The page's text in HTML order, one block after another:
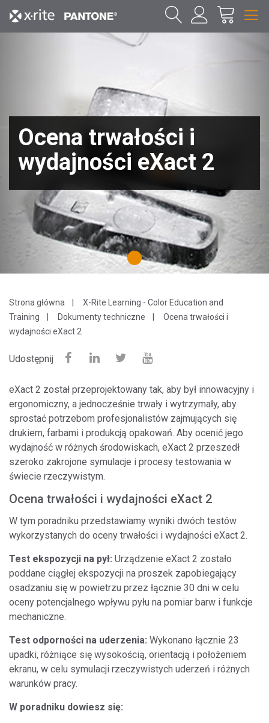
Ocena trwałości i
wydajności eXact 2
1
Strona główna
X-Rite Learning - Color Education and
Training
Dokumenty techniczne
Ocena trwałości i
wydajności eXact 2
Udostępnij
eXact 2 został przeprojektowany tak, aby był innowacyjny i
ergonomiczny, a jednocześnie trwały i wytrzymały, aby
sprostać potrzebom profesjonalistów zajmujących się
drukiem, farbami i produkcją opakowań. Aby ocenić jego
wydajność w różnych środowiskach, eXact 2 przeszedł
szeroko zakrojone symulacje i procesy testowania w
świecie rzeczywistym.
Ocena trwałości i wydajności eXact 2
W tym poradniku przedstawiamy wyniki dwóch testów
wykorzystanych do oceny trwałości i wydajności eXact 2.
Test ekspozycji na pył: Urządzenie eXact 2 zostało
poddane ciągłej ekspozycji na proszek zapobiegający
osadzaniu się w powietrzu przez łącznie 30 dni w celu
oceny potencjalnego wpływu pyłu na pomiar barw i funkcje
mechaniczne.
Test odporności na uderzenia: Wykonano łącznie 23
upadki, różniące się wysokością, orientacją i położeniem
ekranu, w celu symulacji rzeczywistych uderzeń i różnych
warunków pracy.
W poradniku dowiesz się: